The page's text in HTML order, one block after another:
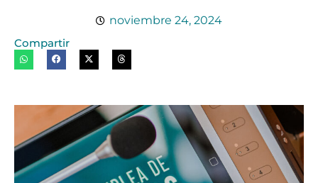
noviembre 24, 2024
Compartir